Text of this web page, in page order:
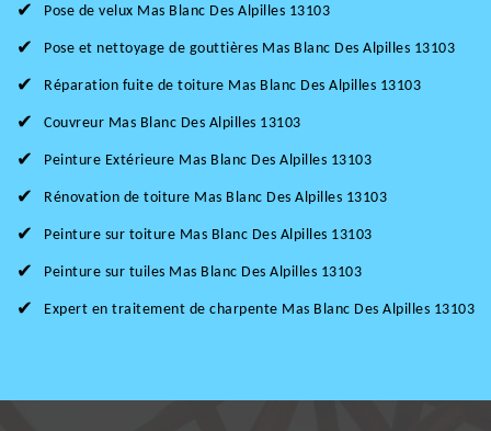
Pose de velux Mas Blanc Des Alpilles 13103
Pose et nettoyage de gouttières Mas Blanc Des Alpilles 13103
Réparation fuite de toiture Mas Blanc Des Alpilles 13103
Couvreur Mas Blanc Des Alpilles 13103
Peinture Extérieure Mas Blanc Des Alpilles 13103
Rénovation de toiture Mas Blanc Des Alpilles 13103
Peinture sur toiture Mas Blanc Des Alpilles 13103
Peinture sur tuiles Mas Blanc Des Alpilles 13103
Expert en traitement de charpente Mas Blanc Des Alpilles 13103